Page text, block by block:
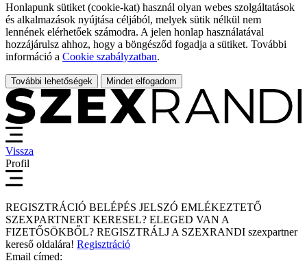
Honlapunk sütiket (cookie-kat) használ olyan webes szolgáltatások
és alkalmazások nyújtása céljából, melyek sütik nélkül nem
lennének elérhetőek számodra. A jelen honlap használatával
hozzájárulsz ahhoz, hogy a böngésződ fogadja a sütiket. További
információ a Cookie szabályzatban.
További lehetőségek Mindet elfogadom
Vissza
Profil
REGISZTRÁCIÓ BELÉPÉS JELSZÓ EMLÉKEZTETŐ
SZEXPARTNERT KERESEL? ELEGED VAN A
FIZETŐSÖKBŐL? REGISZTRÁLJ A SZEXRANDI szexpartner
kereső oldalára! Regisztráció
Email címed: